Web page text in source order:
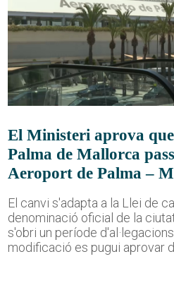
El Ministeri aprova
Palma de Mallorca
Aeroport de Palma –
El canvi s'adapta a la Llei de
denominació oficial de la
s'obri un període
modificació es pugui aprovar